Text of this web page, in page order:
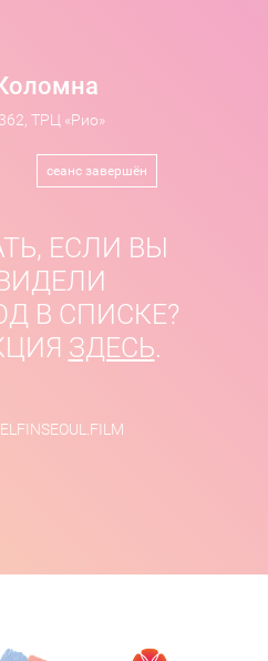
ТРЦ «Рио»
сеанс завершён
ЕСЛИ ВЫ
В СПИСКЕ?
ЗДЕСЬ.